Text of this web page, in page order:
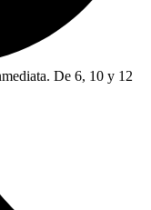
De 6, 10 y 12